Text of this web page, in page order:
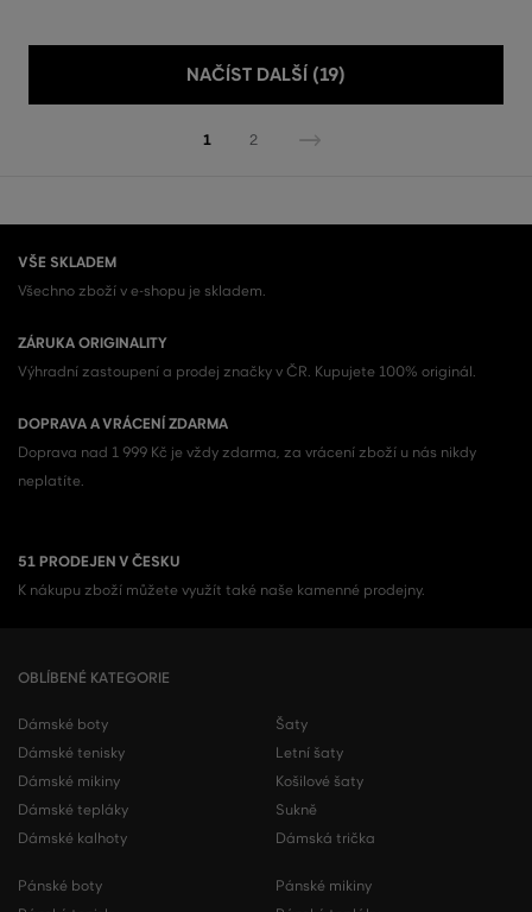
NAČÍST DALŠÍ (19)
1 2
VŠE SKLADEM
Všechno zboží v e-shopu je skladem.
ZÁRUKA ORIGINALITY
Výhradní zastoupení a prodej značky v ČR. Kupujete 100% originál.
DOPRAVA A VRÁCENÍ ZDARMA
Doprava nad 1 999 Kč je vždy zdarma, za vrácení zboží u nás nikdy
neplatíte.
51 PRODEJEN V ČESKU
K nákupu zboží můžete využít také naše kamenné prodejny.
OBLÍBENÉ KATEGORIE
Dámské boty
Dámské tenisky
Dámské mikiny
Dámské tepláky
Dámské kalhoty
Šaty
Letní šaty
Košilové šaty
Sukně
Dámská trička
Pánské boty
Pánské mikiny